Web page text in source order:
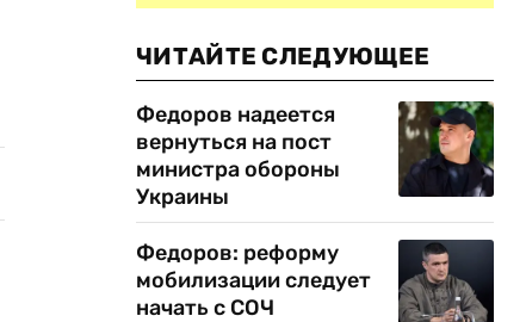
ЧИТАЙТЕ СЛЕДУЮЩЕЕ
Федоров надеется
вернуться на пост
министра обороны
Украины
Федоров: реформу
мобилизации следует
начать с СОЧ